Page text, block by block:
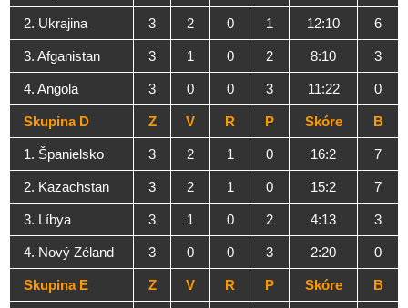
2. Ukrajina 3 2 0 1 12:10 6
3. Afganistan 3 1 0 2 8:10 3
4. Angola 3 0 0 3 11:22 0
Skupina D Z V R P Skóre B
1. Španielsko 3 2 1 0 16:2 7
2. Kazachstan 3 2 1 0 15:2 7
3. Líbya 3 1 0 2 4:13 3
4. Nový Zéland 3 0 0 3 2:20 0
Skupina E Z V R P Skóre B